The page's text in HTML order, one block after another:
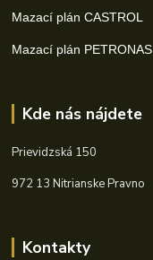
Mazací plán CASTROL
Mazací plán PETRONAS
Kde nás nájdete
Prievidzská 150
972 13 Nitrianske Pravno
Kontakty